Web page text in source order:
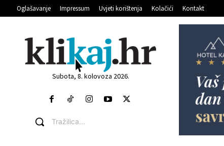
Oglašavanje Impressum Uvjeti korištenja Kolačići Kontakt
Subota, 8. kolovoza 2026.
Tražilica...